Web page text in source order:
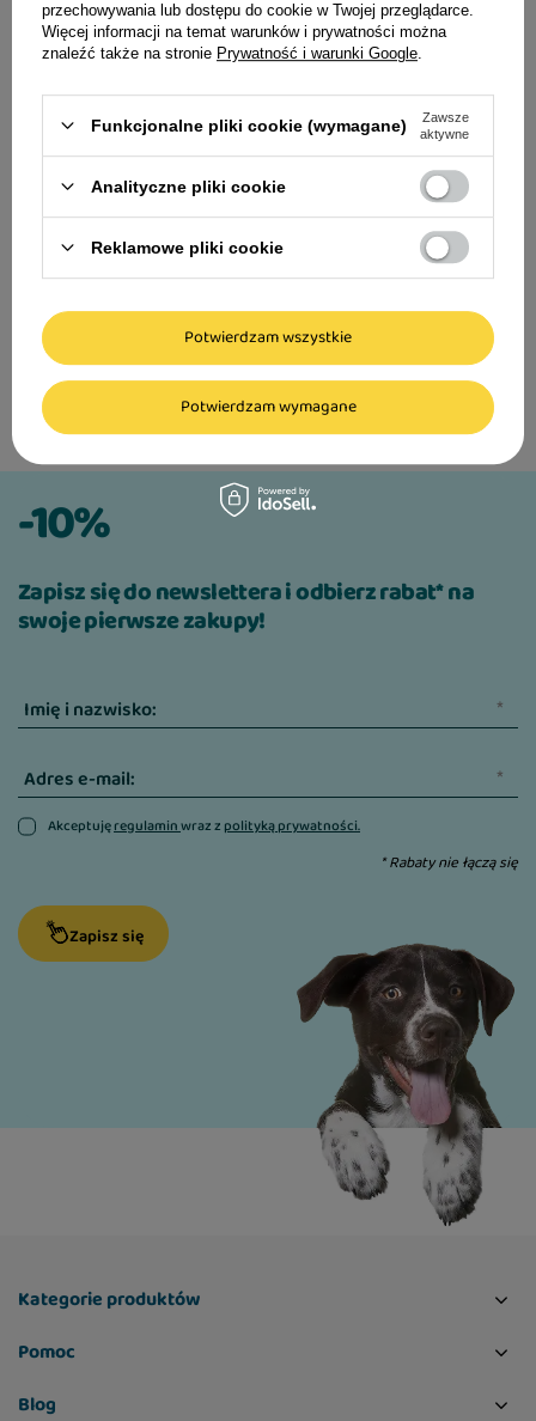
kaczki 70 g
10,99 zł
109,90 zł / kg
9,51 zł
95,10 zł / kg
Najniższa cena
wprowadzeniem
Cena regularna:
-10%
Zapisz się do newslettera i odbierz rabat* na
swoje pierwsze zakupy!
Imię i nazwisko:
Adres e-mail:
Akceptujęregulaminwraz zpolityką prywatności.
* Rabaty nie łączą się
Zapisz się
Kategorie produktów
Pomoc
Blog
przechowywania lub dostępu do cookie w Twojej przeglądarce.
Więcej informacji na temat warunków i prywatności można
znaleźć także na stronie Prywatność i warunki Google
Funkcjonalne pliki cookie (wymagane)
Zawsze
aktywne
Analityczne pliki cookie
Reklamowe pliki cookie
Potwierdzam wymagane
Potwierdzam wszystkie